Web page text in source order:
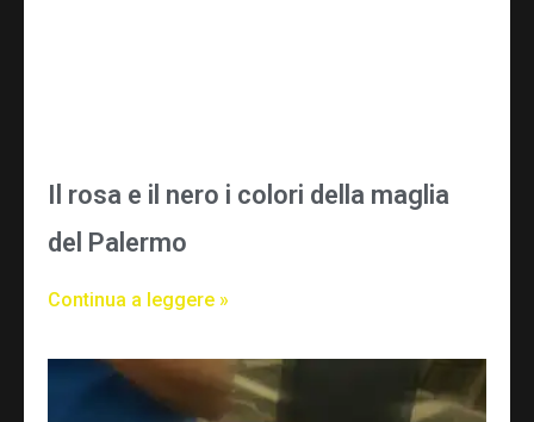
Il rosa e il nero i colori della maglia
del Palermo
Continua a leggere »